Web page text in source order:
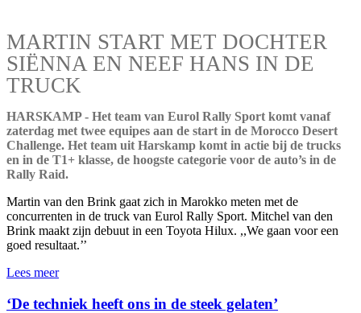
MARTIN START MET DOCHTER
SIËNNA EN NEEF HANS IN DE
TRUCK
HARSKAMP - Het team van Eurol Rally Sport komt vanaf
zaterdag met twee equipes aan de start in de Morocco Desert
Challenge. Het team uit Harskamp komt in actie bij de trucks
en in de T1+ klasse, de hoogste categorie voor de auto’s in de
Rally Raid.
Martin van den Brink gaat zich in Marokko meten met de
concurrenten in de truck van Eurol Rally Sport. Mitchel van den
Brink maakt zijn debuut in een Toyota Hilux. ,,We gaan voor een
goed resultaat.’’
Lees meer
‘De techniek heeft ons in de steek gelaten’